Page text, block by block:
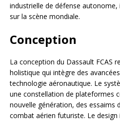
industrielle de défense
sur la scène mondiale.
Conception
La conception du Dassault FCAS
holistique qui intègre des
technologie aéronautique. Le
une constellation de plateformes
nouvelle génération, des essaims
combat aérien futuriste. Le design